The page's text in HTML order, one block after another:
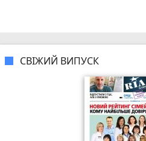
СВІЖИЙ ВИПУСК